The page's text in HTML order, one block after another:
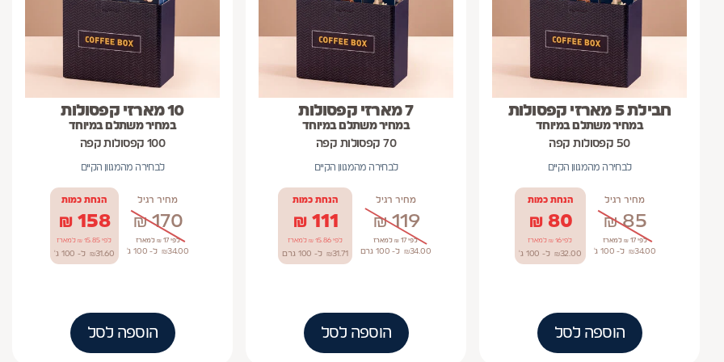
10 מארזי קפסולות
במחיר משתלם במיוחד
100 קפסולות קפה
לבחירה מהמגוון הקיים
מחיר רגיל
170
₪
לפי 17 ₪ למארז
34.00
₪ ל- 100 ג'
הנחת כמות
158
₪
לפי 15.85 ₪ למארז
31.60
₪ ל- 100 ג'
הוספה לסל
7 מארזי קפסולות
במחיר משתלם במיוחד
70 קפסולות קפה
לבחירה מהמגוון הקיים
מחיר רגיל
119
₪
לפי 17 ₪ למארז
34.00
₪ ל- 100 גרם
הנחת כמות
111
₪
לפי 15.86 ₪ למארז
31.71
₪ ל- 100 גרם
הוספה לסל
חבילת 5 מארזי קפסולות
במחיר משתלם במיוחד
50 קפסולות קפה
לבחירה מהמגוון הקיים
מחיר רגיל
85
₪
לפי 17 ₪ למארז
34.00
₪ ל- 100 ג'
הנחת כמות
80
₪
לפי 16 ₪ למארז
32.00
₪ ל- 100 ג'
הוספה לסל